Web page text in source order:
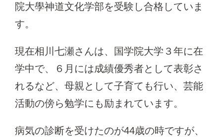
院大學神道文化学部を受験し合格していま
す。
現在相川七瀬さんは、国学院大学３年に在
学中で、６月には成績優秀者として表彰さ
れるなど、母親として子育ても行い、芸能
活動の傍ら勉学にも励まれています。
病気の診断を受けたのが44歳の時ですが、